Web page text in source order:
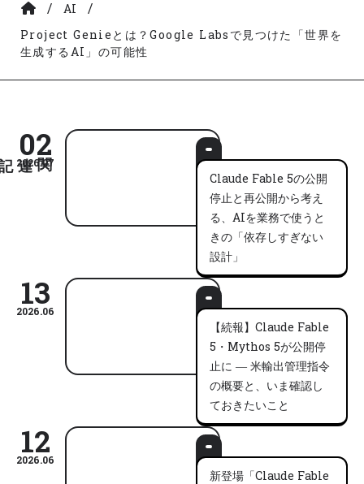
/ AI /
Project Genieとは？Google Labsで見つけた「世界を
生成するAI」の可能性
02
2026.07
Claude Fable 5の公開
停止と再公開から考え
る、AIを業務で使うと
きの「依存しすぎない
設計」
13
2026.06
【続報】Claude Fable
5・Mythos 5が公開停
止に ― 米輸出管理指令
の概要と、いま確認し
ておきたいこと
12
2026.06
新登場「Claude Fable